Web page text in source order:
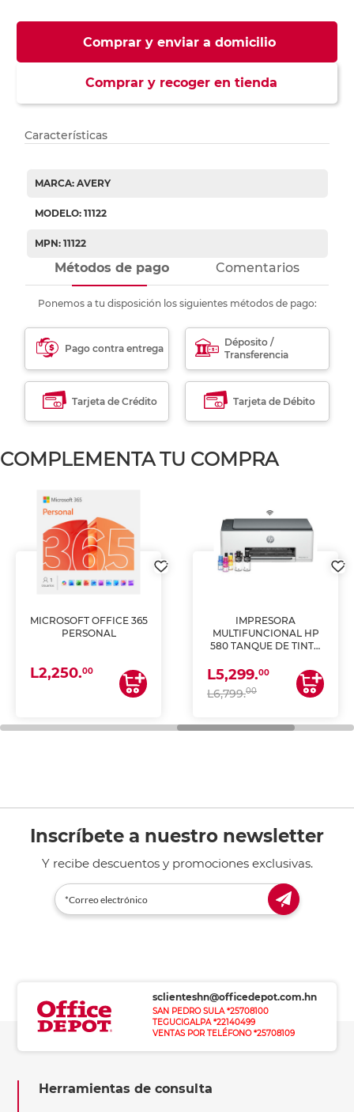
Comprar y enviar a domicilio
Comprar y recoger en tienda
Características
MARCA: AVERY
MODELO: 11122
MPN: 11122
Métodos de pago Comentarios
Ponemos a tu disposición los siguientes métodos de pago:
Pago contra entrega
Déposito /
Transferencia
Tarjeta de Crédito Tarjeta de Débito
COMPLEMENTA TU COMPRA
MICROSOFT OFFICE 365
PERSONAL
L2,250.00
IMPRESORA
MULTIFUNCIONAL HP
580 TANQUE DE TINTA
ESCANEA)
L5,299.00
L6,799.00
Inscríbete a nuestro newsletter
Y recibe descuentos y promociones exclusivas.
sclienteshn@officedepot.com.hn
SAN PEDRO SULA *25708100
TEGUCIGALPA *22140499
VENTAS POR TELÉFONO *25708109
Herramientas de consulta